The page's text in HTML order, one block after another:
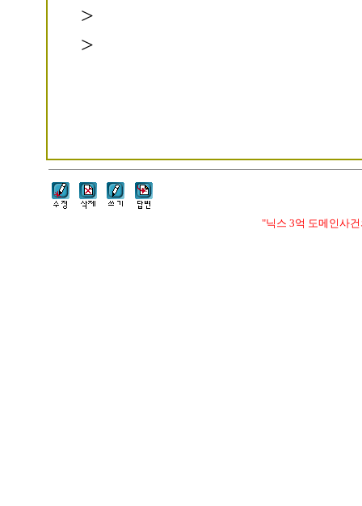
>
>
"닉스 3억 도메인사